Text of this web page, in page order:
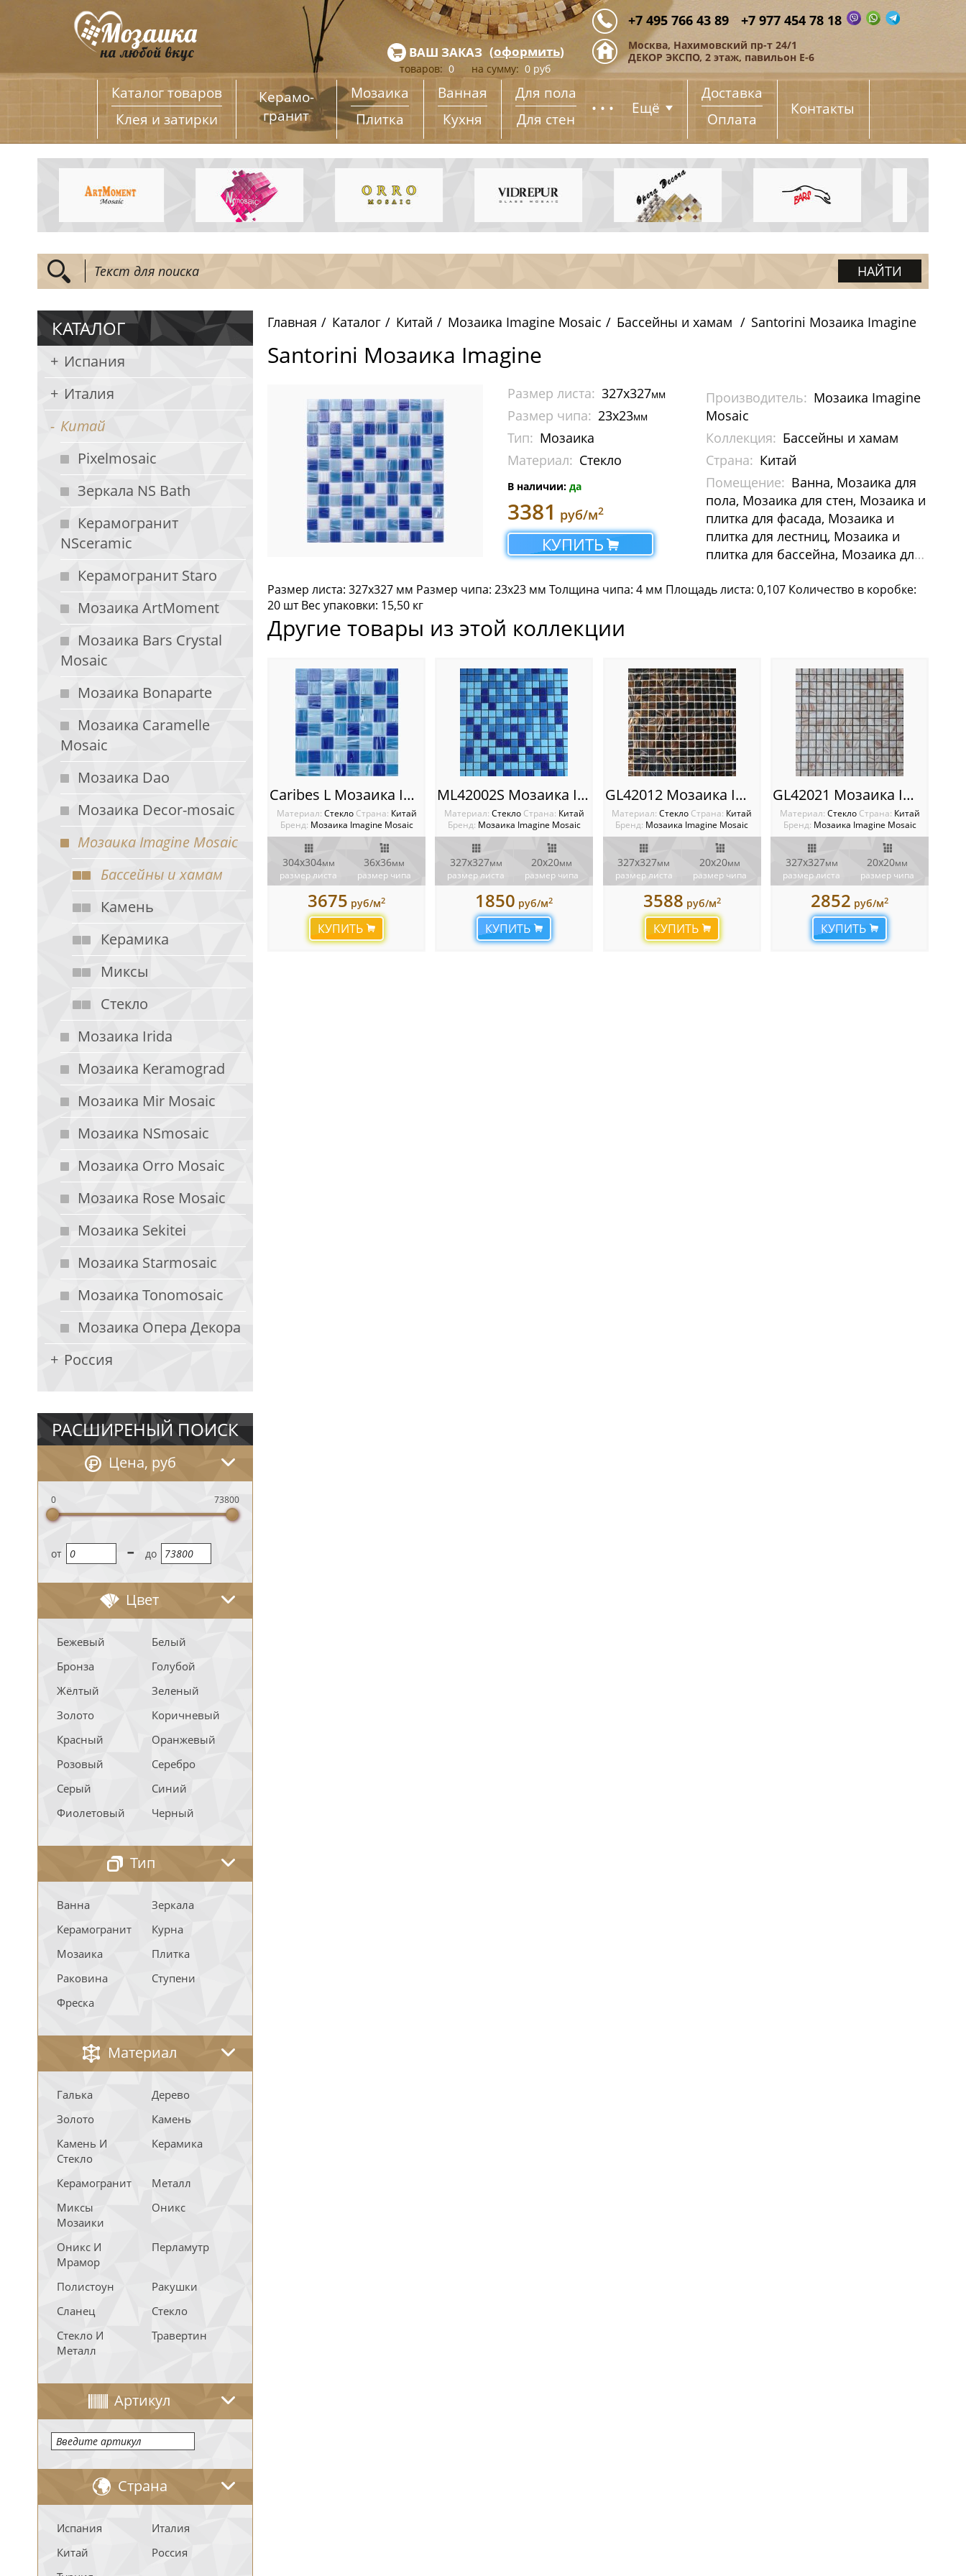
+7 495 766 43 89 +7 977 454 78 18
Москва, Нахимовский пр-т 24/1
ДЕКОР ЭКСПО, 2 этаж, павильон Е-6
ВАШ ЗАКАЗ (оформить)
товаров: 0 на сумму: 0 руб
Каталог товаров
Клея и затирки
Керамо­
гранит
Мозаика
Плитка
Ванная
Кухня
Для пола
Для стен
... Ещё
Доставка
Оплата
Контакты
КАТАЛОГ
Испания
Италия
Китай
Pixelmosaic
Зеркала NS Bath
Керамогранит
NSceramic
Керамогранит Staro
Мозаика ArtMoment
Мозаика Bars Crystal
Mosaic
Мозаика Bonaparte
Мозаика Caramelle
Mosaic
Мозаика Dao
Мозаика Decor-mosaic
Мозаика Imagine Mosaic
Бассейны и хамам
Камень
Керамика
Миксы
Стекло
Мозаика Irida
Мозаика Keramograd
Мозаика Mir Mosaic
Мозаика NSmosaic
Мозаика Orro Mosaic
Мозаика Rose Mosaic
Мозаика Sekitei
Мозаика Starmosaic
Мозаика Tonomosaic
Мозаика Опера Декора
Россия
РАСШИРЕНЫЙ ПОИСК
Цена, руб
0 73800
oт - до
Цвет
Бежевый
Белый
Бронза
Голубой
Жёлтый
Зеленый
Золото
Коричневый
Красный
Оранжевый
Розовый
Серебро
Серый
Синий
Фиолетовый
Черный
Тип
Ванна
Зеркала
Керамогранит
Курна
Мозаика
Плитка
Раковина
Ступени
Фреска
Материал
Галька
Дерево
Золото
Камень
Камень И
Стекло
Керамика
Керамогранит
Металл
Миксы
Мозаики
Оникс
Оникс И
Мрамор
Перламутр
Полистоун
Ракушки
Сланец
Стекло
Стекло И
Металл
Травертин
Артикул
Страна
Испания
Италия
Китай
Россия
Главная Каталог Китай Мозаика Imagine Mosaic Бассейны и хамам Santorini Мозаика Imagine
Santorini Мозаика Imagine
Производитель: Мозаика Imagine
Mosaic
Коллекция: Бассейны и хамам
Страна: Китай
Помещение: Ванна, Мозаика для
пола, Мозаика для стен, Мозаика и
плитка для фасада, Мозаика и
плитка для лестниц, Мозаика и
плитка для бассейна, Мозаика для
Размер листа: 327x327мм
Размер чипа: 23х23мм
Тип: Мозаика
Материал: Стекло
В наличии: да
3381 руб/м2
КУПИТЬ
Размер листа: 327х327 мм Размер чипа: 23х23 мм Толщина чипа: 4 мм Площадь листа: 0,107 Количество в коробке:
20 шт Вес упаковки: 15,50 кг
Другие товары из этой коллекции
Caribes L Мозаика Imagine
Материал: Стекло Cтрана: Китай
Бренд: Мозаика Imagine Mosaic
304х304мм
размер листа
36х36мм
размер чипа
3675 руб/м2
КУПИТЬ
ML42002S Мозаика Imagine
Материал: Стекло Cтрана: Китай
Бренд: Мозаика Imagine Mosaic
327х327мм
размер листа
20х20мм
размер чипа
1850 руб/м2
КУПИТЬ
GL42012 Мозаика Imagine
Материал:Стекло Cтрана: Китай
Бренд: Мозаика Imagine Mosaic
327х327мм
размер листа
20х20мм
размер чипа
3588 руб/м2
КУПИТЬ
GL42021 Мозаика Imagine
Материал: Стекло Cтрана: Китай
Бренд: Мозаика Imagine Mosaic
327х327мм
размер листа
20х20мм
размер чипа
2852 руб/м2
КУПИТЬ